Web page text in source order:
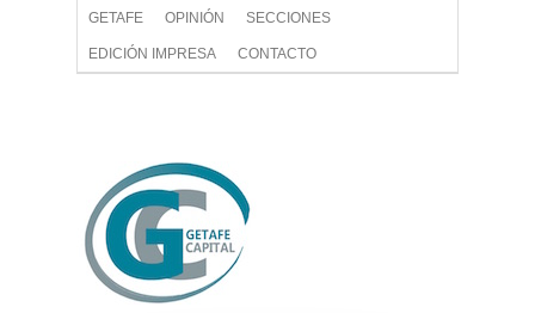
GETAFE OPINIÓN SECCIONES
EDICIÓN IMPRESA CONTACTO